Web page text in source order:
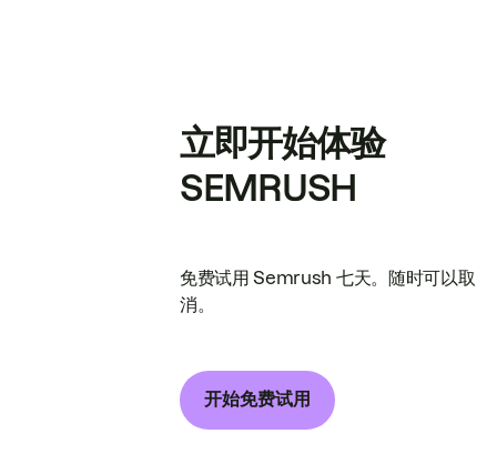
立即开始体验
SEMRUSH
免费试用 Semrush 七天。随时可以取
消。
开始免费试用